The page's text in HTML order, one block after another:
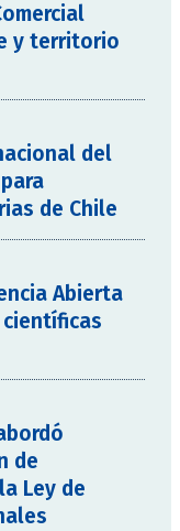
y territorio
del
de Chile
Abierta
de
Ley de